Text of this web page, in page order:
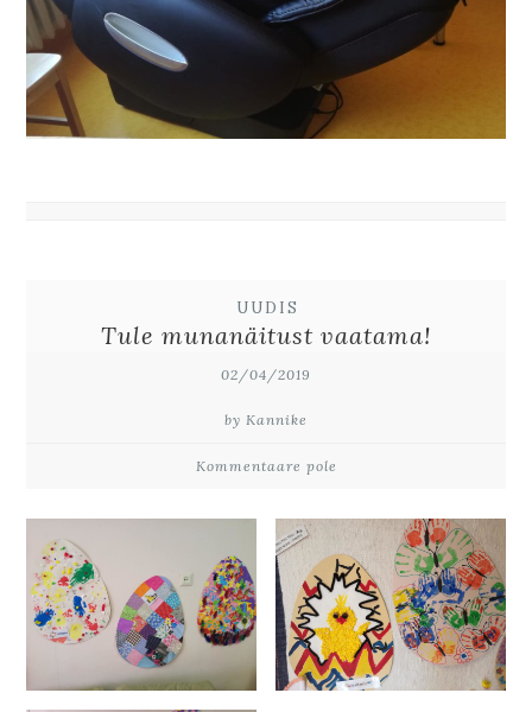
UUDIS
Tule munanäitust vaatama!
02/04/2019
by Kannike
Kommentaare pole